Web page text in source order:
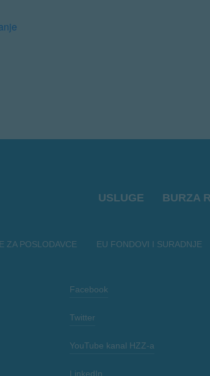
USLUGE BURZA
ZA POSLODAVCE EU FONDOVI I SURADNJE
Facebook
Twitter
YouTube kanal HZZ-a
LinkedIn